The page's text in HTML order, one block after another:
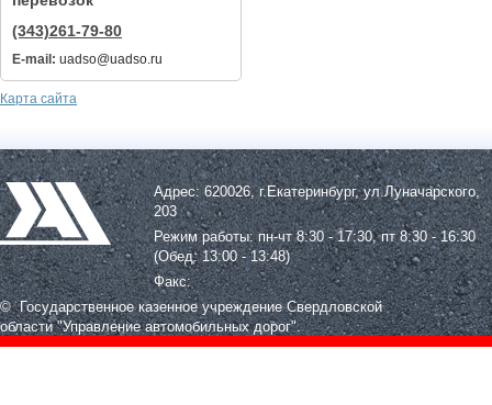
(343)261-79-80
E-mail: uadso@uadso.ru
Карта сайта
Адрес: 620026, г.Екатеринбург, ул.Луначарского,
203
Режим работы: пн-чт 8:30 - 17:30, пт 8:30 - 16:30
(Обед: 13:00 - 13:48)
Факс:
© Государственное казенное учреждение Свердловской
области"Управление автомобильных дорог".